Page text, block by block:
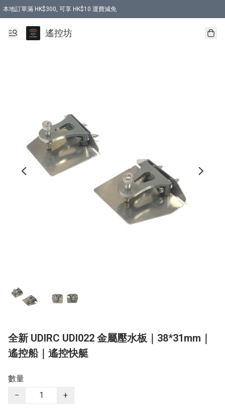
本地訂單滿 HK$300, 可享 HK$10 運費減免
購買 7.6V 6500mah 70C 電池 送 7.6V USB充電器
遙控坊
全新 UDIRC UDI022 金屬壓水板｜38*31mm｜
遙控船｜遙控快艇
數量
−
+